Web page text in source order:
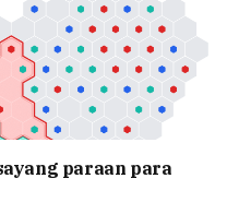
paraan para